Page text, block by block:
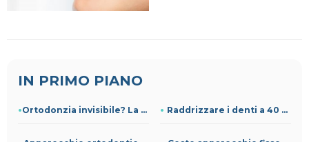
IN PRIMO PIANO
Ortodonzia invisibile? La guida dello Studio Vaccari Raddrizzare i denti a 40 anni